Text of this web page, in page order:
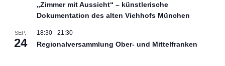
„Zimmer mit Aussicht“ – künstlerische
Dokumentation des alten Viehhofs München
SEP.
24
18:30- 21:30
Regionalversammlung Ober- und Mittelfranken